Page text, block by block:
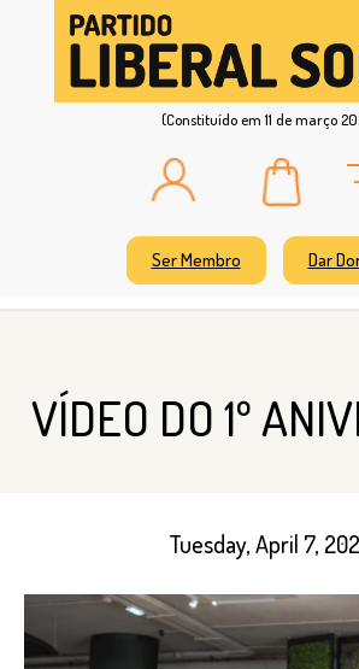
(Constituído em 11 de março
Ser Membro Dar
VÍDEO DO 1º
Tuesday, April 7,